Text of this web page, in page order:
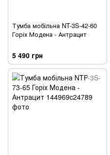
Тумба мобільна NT-3S-42-60
Горіх Модена - Антрацит
5 490 грн